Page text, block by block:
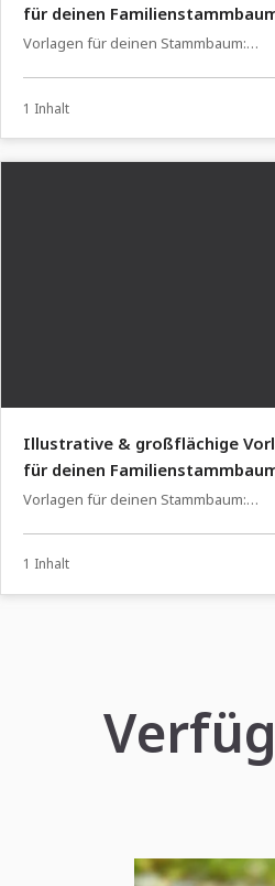
für deinen
grüner Apfelbaum im
Vorlagen für deinen Stammbaum:
1 Inhalt
Illustrative & großflächige
für deinen
frühlingsfrisches Blätterwerk
Vorlagen für deinen Stammbaum:
1 Inhalt